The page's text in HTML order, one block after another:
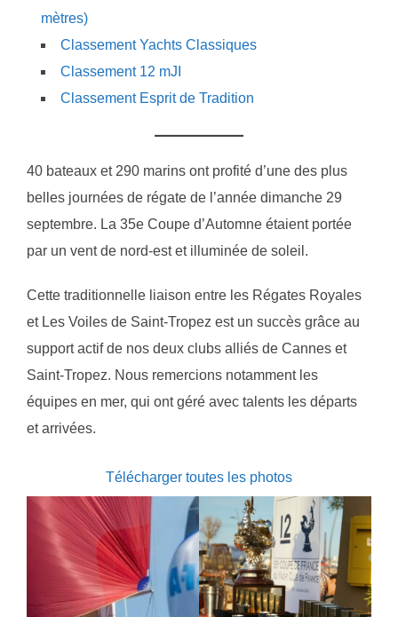
mètres)
Classement Yachts Classiques
Classement 12 mJI
Classement Esprit de Tradition
40 bateaux et 290 marins ont profité d’une des plus
belles journées de régate de l’année dimanche 29
septembre. La 35e Coupe d’Automne étaient portée
par un vent de nord-est et illuminée de soleil.
Cette traditionnelle liaison entre les Régates Royales
et Les Voiles de Saint-Tropez est un succès grâce au
support actif de nos deux clubs alliés de Cannes et
Saint-Tropez. Nous remercions notamment les
équipes en mer, qui ont géré avec talents les départs
et arrivées.
Télécharger toutes les photos